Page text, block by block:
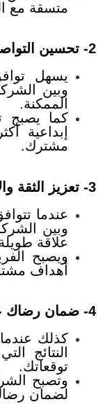
متسقة مع
2- تحسين التواصل والتعاون
يسهل
وبين
الممكنة.
كما يصبح
إبداعية
مشترك.
3- تعزيز الثقة والاحترام
عندما
وبين
علاقة
ويصبح
أهداف
4- ضمان رضاك عن النتائج
كذلك
النتائج
توقعاتك.
وتصبح
لضمان